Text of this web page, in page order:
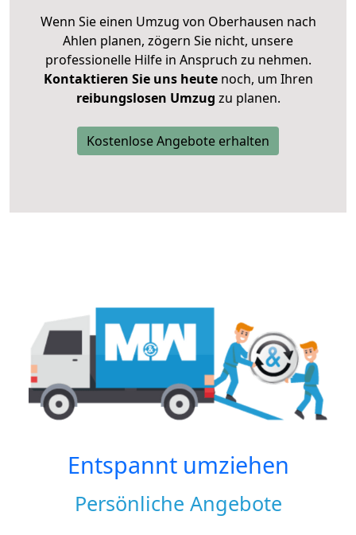
Wenn Sie einen Umzug von Oberhausen nach
Ahlen planen, zögern Sie nicht, unsere
professionelle Hilfe in Anspruch zu nehmen.
Kontaktieren Sie uns heutenoch, um Ihren
reibungslosen Umzug zu planen.
Kostenlose Angebote erhalten
Entspannt umziehen
Persönliche Angebote